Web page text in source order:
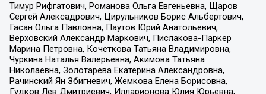
Тимур Рифгатович, Романова Ольга Евгеньевна, Щаров
Сергей Алексадрович, Цирульников Борис Альбертович,
Гасан Ольга Павловна, Паутов Юрий Анатольевич,
Верховский Александр Маркович, Пислакова-Паркер
Марина Петровна, Кочеткова Татьяна Владимировна,
Чуркина Наталья Валерьевна, Акимова Татьяна
Николаевна, Золотарева Екатерина Александровна,
Рачинский Ян Збигневич, Жемкова Елена Борисовна,
Гудков Лев Дмитриевич, Илларионова Юлия Юрьевна,